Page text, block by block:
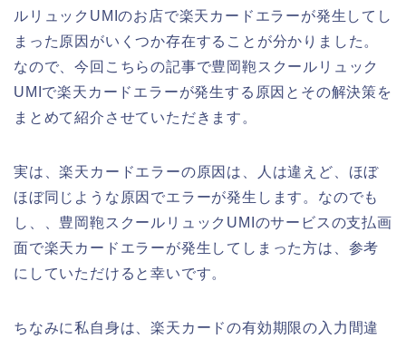
ルリュックUMIのお店で楽天カードエラーが発生してし
まった原因がいくつか存在することが分かりました。
なので、今回こちらの記事で豊岡鞄スクールリュック
UMIで楽天カードエラーが発生する原因とその解決策を
まとめて紹介させていただきます。
実は、楽天カードエラーの原因は、人は違えど、ほぼ
ほぼ同じような原因でエラーが発生します。なのでも
し、、豊岡鞄スクールリュックUMIのサービスの支払画
面で楽天カードエラーが発生してしまった方は、参考
にしていただけると幸いです。
ちなみに私自身は、楽天カードの有効期限の入力間違